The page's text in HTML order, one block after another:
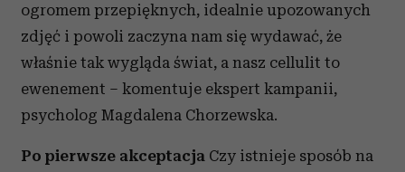
ogromem przepięknych, idealnie upozowanych
zdjęć i powoli zaczyna nam się wydawać, że
właśnie tak wygląda świat, a nasz cellulit to
ewenement – komentuje ekspert kampanii,
psycholog Magdalena Chorzewska.
Po pierwsze akceptacja Czy istnieje sposób na